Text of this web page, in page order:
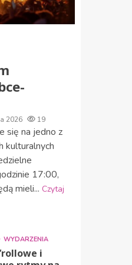
2026 19
się na jedno z
kulturalnych
17:00,
mieli... Czytaj
WYDARZENIA
i